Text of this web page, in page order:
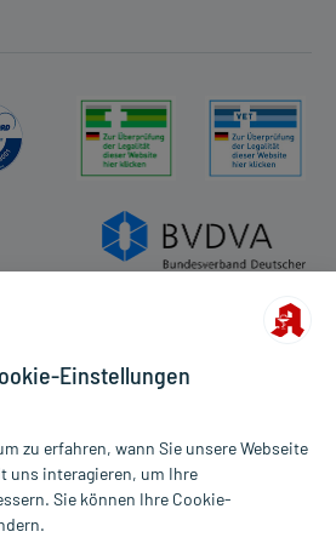
ggf. zzgl. Versandkosten
werden ausschließlich für
Einstellungen
zu erfahren, wann Sie unsere Webseite
uns interagieren, um Ihre
Sie können Ihre Cookie-